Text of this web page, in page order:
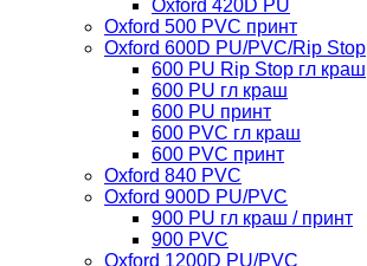
Oxford 420D PU
Oxford 500 PVC принт
Oxford 600D PU/PVC/Rip Stop
600 PU Rip Stop гл краш
600 PU гл краш
600 PU принт
600 PVC гл краш
600 PVC принт
Oxford 840 PVC
Oxford 900D PU/PVC
900 PU гл краш / принт
900 PVC
Oxford 1200D PU/PVC